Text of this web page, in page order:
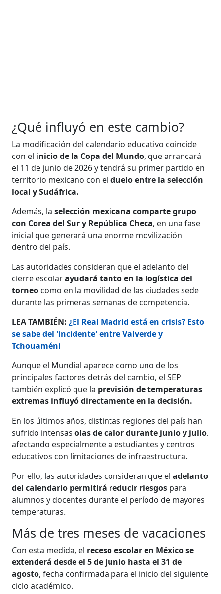
¿Qué influyó en este cambio?
La modificación del calendario educativo coincide
con el inicio de la Copa del Mundo, que arrancará
el 11 de junio de 2026 y tendrá su primer partido en
territorio mexicano con elduelo entre la selección
local y Sudáfrica.
Además, laselección mexicana comparte grupo
con Corea del Sur y República Checa, en una fase
inicial que generará una enorme movilización
dentro del país.
Las autoridades consideran que el adelanto del
cierre escolarayudará tanto en la logística del
torneo como en la movilidad de las ciudades sede
durante las primeras semanas de competencia.
LEA TAMBIÉN:¿El Real Madrid está en crisis? Esto
se sabe del 'incidente' entre Valverde y
Tchouaméni
Aunque el Mundial aparece como uno de los
principales factores detrás del cambio, el SEP
también explicó que la previsión de temperaturas
extremas influyó directamente en la decisión.
En los últimos años, distintas regiones del país han
sufrido intensasolas de calor durante junio y julio,
afectando especialmente a estudiantes y centros
educativos con limitaciones de infraestructura.
Por ello, las autoridades consideran que eladelanto
del calendario permitirá reducir riesgos para
alumnos y docentes durante el período de mayores
temperaturas.
Más de tres meses de vacaciones
Con esta medida, el receso escolar en México se
extenderá desde el 5 de junio hasta el 31 de
agosto, fecha confirmada para el inicio del siguiente
ciclo académico.